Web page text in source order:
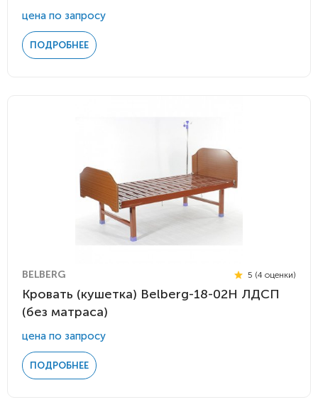
цена по запросу
ПОДРОБНЕЕ
BELBERG 5 (4 оценки)
Кровать (кушетка) Belberg-18-02H ЛДСП
(без матраса)
цена по запросу
ПОДРОБНЕЕ